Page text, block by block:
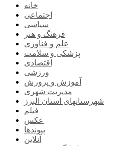
خانه
اجتماعی
سیاسی
فرهنگ و هنر
علم و فناوری
پزشکی و سلامت
اقتصادی
ورزشی
آموزش و پرورش
مدیریت شهری
شهرستانهای استان البرز
فیلم
عکس
پیوندها
آنلاین